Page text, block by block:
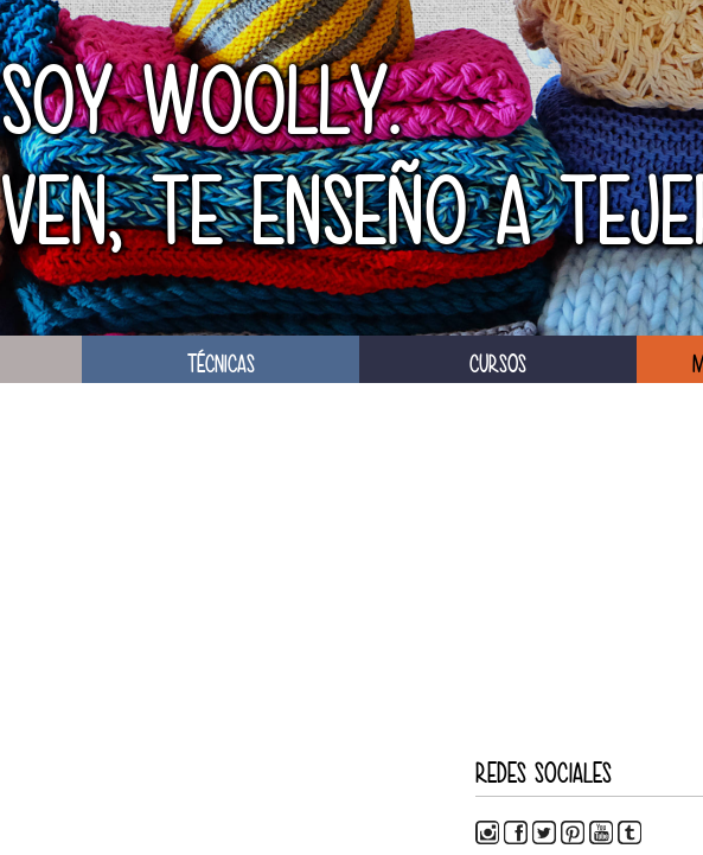
SOY WOOLLY.
VEN, TE ENSEÑO A
TÉCNICAS CURSOS
REDES SOCIALES